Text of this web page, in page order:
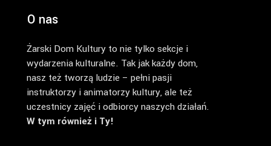
O nas
Żarski Dom Kultury to nie tylko sekcje i
wydarzenia kulturalne. Tak jak każdy dom,
nasz też tworzą ludzie – pełni pasji
instruktorzy i animatorzy kultury, ale też
uczestnicy zajęć i odbiorcy naszych działań.
W tym również i Ty!